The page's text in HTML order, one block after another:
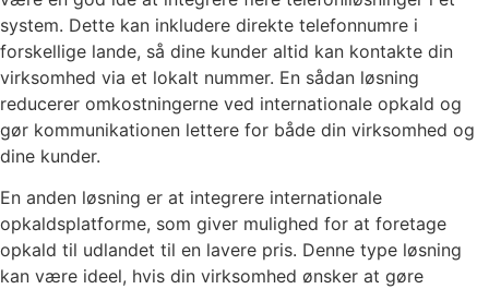
system. Dette kan inkludere direkte telefonnumre i
forskellige lande, så dine kunder altid kan kontakte din
virksomhed via et lokalt nummer. En sådan løsning
reducerer omkostningerne ved internationale opkald og
gør kommunikationen lettere for både din virksomhed og
dine kunder.
En anden løsning er at integrere internationale
opkaldsplatforme, som giver mulighed for at foretage
opkald til udlandet til en lavere pris. Denne type løsning
kan være ideel, hvis din virksomhed ønsker at gøre